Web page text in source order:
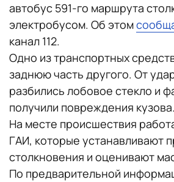
автобус 591-го маршрута
электробусом. Об этом
канал 112.
Одно из транспортных
заднюю часть другого. От
разбились лобовое стекло и
получили повреждения кузова.
На месте происшествия
ГАИ, которые устанавливают
столкновения и оценивают
По предварительной